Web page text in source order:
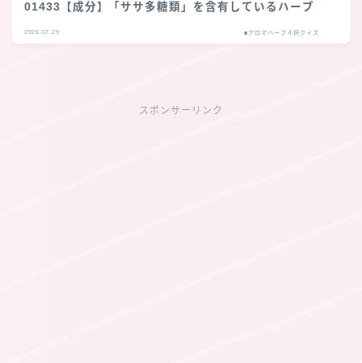
01433【成分】「ササ多糖類」を含有しているハーブ
2026.07.29 ■アロマハーブ４択クイズ
スポンサーリンク